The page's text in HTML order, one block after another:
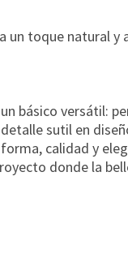
un toque natural y
básico versátil:
sutil en
calidad y
donde la